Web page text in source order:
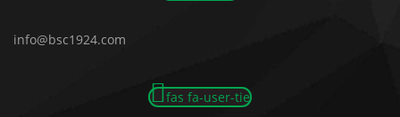
info@bsc1924.com
fas fa-user-tie